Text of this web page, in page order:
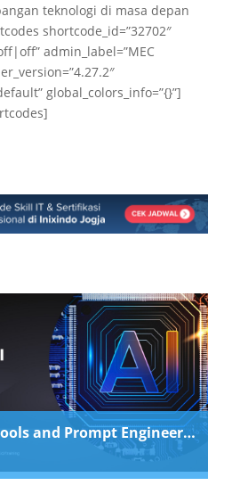
teknologi di masa depan
shortcode_id=”32702″
admin_label=”MEC
global_colors_info=”{}”]
Mastering AI Tools and Prompt Engineering